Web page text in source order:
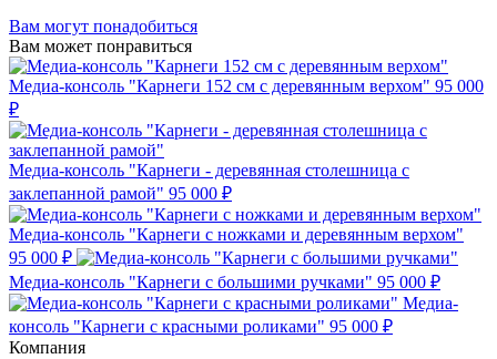
Вам могут понадобиться
Вам может понравиться
Медиа-консоль "Карнеги 152 см с деревянным верхом" 95 000
₽
Медиа-консоль "Карнеги - деревянная столешница с
заклепанной рамой" 95 000 ₽
Медиа-консоль "Карнеги с ножками и деревянным верхом"
95 000 ₽
Медиа-консоль "Карнеги с большими ручками" 95 000 ₽
Медиа-
консоль "Карнеги с красными роликами" 95 000 ₽
Компания